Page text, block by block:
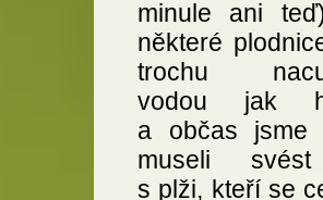
minule ani
některé
trochu
vodou jak
a občas
museli
s plži, kteří se